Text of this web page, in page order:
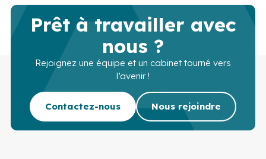
Prêt à travailler avec
nous ?
Rejoignez une équipe et un cabinet tourné vers
l’avenir !
Contactez-nous Nous rejoindre